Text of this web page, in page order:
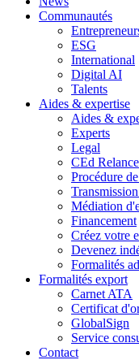
Communautés
ESG
International
Digital AI
Talents
Aides & expertise
Aides &
Experts
Legal
CEd Relance
Procédure
Médiation
Financement
Créez votre
Devenez
Formalités
Formalités export
Carnet ATA
Certificat
GlobalSign
Service
Contact